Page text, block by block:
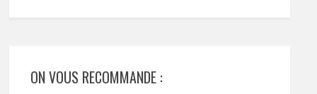
ON VOUS RECOMMANDE :